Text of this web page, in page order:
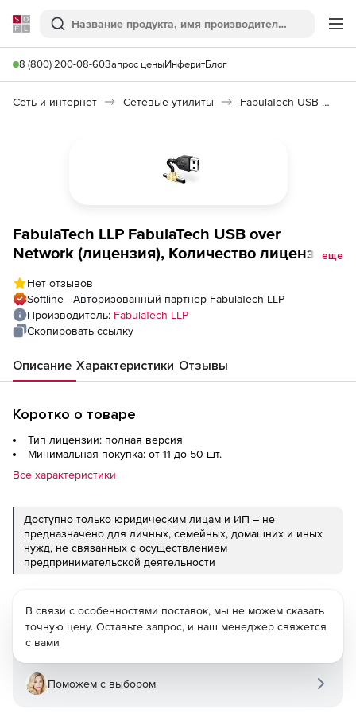
Softline
Поиск
8 (800) 200-08-60Запрос ценыИнферитБлог
Сеть и интернет Сетевые утилиты FabulaTech USB over Network
FabulaTech LLP FabulaTech USB over
Network (лицензия), Количество лицензийеще
Нет отзывов
Softline - Авторизованный партнер FabulaTech LLP
Производитель: FabulaTech LLP
Скопировать ссылку
Описание Характеристики Отзывы
Коротко о товаре
Тип лицензии: полная версия
Минимальная покупка: от 11 до 50 шт.
Все характеристики
Доступно только юридическим лицам и ИП – не
предназначено для личных, семейных, домашних и иных
нужд, не связанных с осуществлением
предпринимательской деятельности
В связи с особенностями поставок, мы не можем сказать
точную цену. Оставьте запрос, и наш менеджер свяжется
с вами
Поможем с выбором